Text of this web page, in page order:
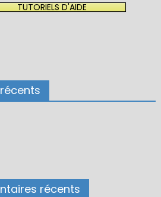
TUTORIELS D'AIDE
récents